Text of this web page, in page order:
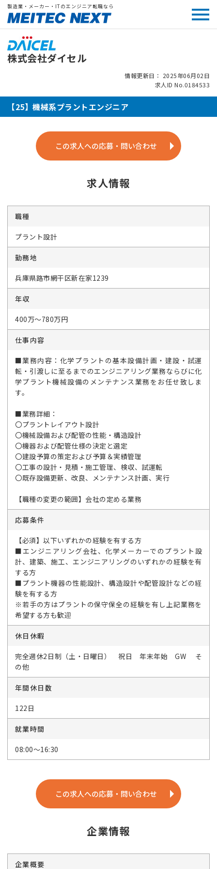
製造業・メーカー・ITのエンジニア転職なら
株式会社ダイセル
情報更新日： 2025年06月02日
求人ID No.0184533
【25】機械系プラントエンジニア
この求人への応募・問い合わせ
求人情報
職種
プラント設計
勤務地
兵庫県路市網干区新在家1239
年収
400万～780万円
仕事内容
■業務内容：化学プラントの基本設備計画・建設・試運
転・引渡しに至るまでのエンジニアリング業務ならびに化
学プラント機械設備のメンテナンス業務をお任せ致しま
す。
■業務詳細：
〇プラントレイアウト設計
〇機械設備および配管の性能・構造設計
〇機器および配管仕様の決定と選定
〇建設予算の策定および予算＆実績管理
〇工事の設計・見積・施工管理、検収、試運転
〇既存設備更新、改良、メンテナンス計画、実行
【職種の変更の範囲】会社の定める業務
応募条件
【必須】以下いずれかの経験を有する方
■エンジニアリング会社、化学メーカーでのプラント設
計、建築、施工、エンジニアリングのいずれかの経験を有
する方
■プラント機器の性能設計、構造設計や配管設計などの経
験を有する方
※若手の方はプラントの保守保全の経験を有し上記業務を
希望する方も歓迎
休日休暇
完全週休2日制（土・日曜日） 祝日 年末年始 GW そ
の他
年間休日数
122日
就業時間
08:00～16:30
この求人への応募・問い合わせ
企業情報
企業概要